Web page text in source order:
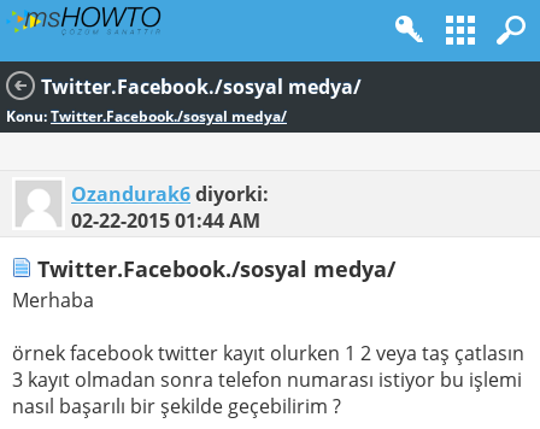
Twitter.Facebook./sosyal medya/
Konu:Twitter.Facebook./sosyal medya/
Ozandurak6diyorki:
02-22-201501:44 AM
Twitter.Facebook./sosyal medya/
Merhaba
örnek facebook twitter kayıt olurken 1 2 veya taş çatlasın
3 kayıt olmadan sonra telefon numarası istiyor bu işlemi
nasıl başarılı bir şekilde geçebilirim ?